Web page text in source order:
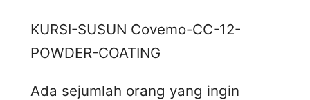
KURSI-SUSUN Covemo-CC-12-
POWDER-COATING
Ada sejumlah orang yang ingin